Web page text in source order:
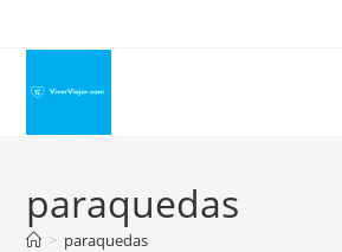
conteúdo
paraquedas
> paraquedas